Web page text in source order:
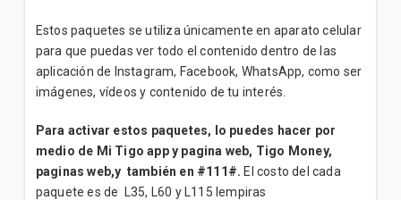
Consulta sobre tu factura y métodos de pago
Conoce cómo ver los beneficios de tu plan
hacer?
¿Cómo activo paquetes adicionales de Roaming?
Estos paquetes se utiliza únicamente en aparato celular
para que puedas ver todo el contenido dentro de las
aplicación de Instagram, Facebook, WhatsApp, como ser
imágenes, vídeos y contenido de tu interés.
Para activar estos paquetes, lo puedes hacer por
medio de Mi Tigo app y pagina web, Tigo Money,
paginas web,y también en #111#. El costo del cada
paquete es de L35, L60 y L115 lempiras